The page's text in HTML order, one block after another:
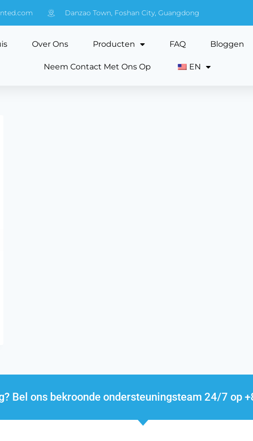
Danzao Town, Foshan City, Guangdong
Over Ons Producten FAQ Bloggen
Neem Contact Met Ons Op EN
Bel ons bekroonde ondersteuningsteam 24/7 op